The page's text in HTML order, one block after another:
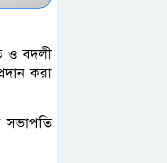
ও বদলী
করা
সভাপতি